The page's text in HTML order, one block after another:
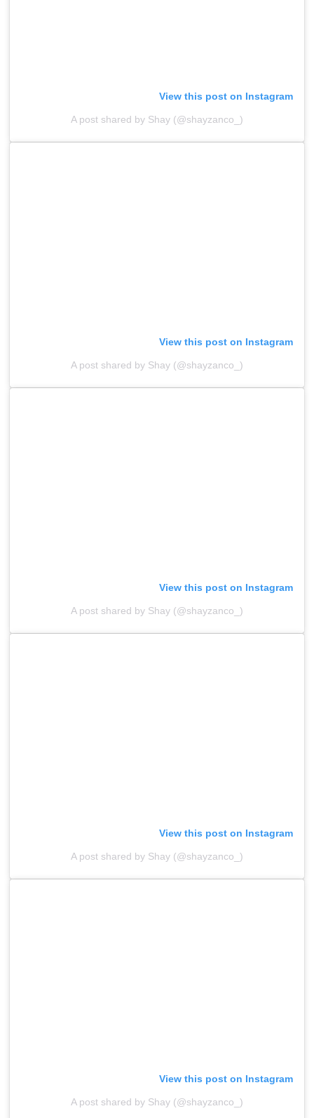
View this post on Instagram
A post shared by Shay (@shayzanco_)
View this post on Instagram
A post shared by Shay (@shayzanco_)
View this post on Instagram
A post shared by Shay (@shayzanco_)
View this post on Instagram
A post shared by Shay (@shayzanco_)
View this post on Instagram
A post shared by Shay (@shayzanco_)